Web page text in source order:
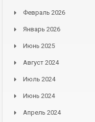
Февраль 2026
Январь 2026
Июнь 2025
Август 2024
Июль 2024
Июнь 2024
Апрель 2024